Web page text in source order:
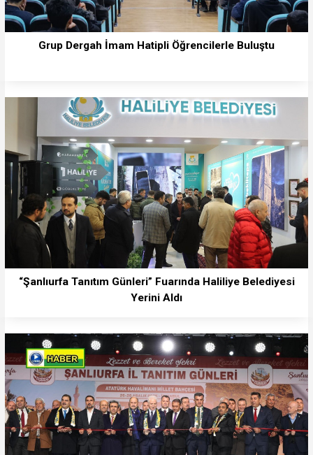
Grup Dergah İmam Hatipli Öğrencilerle Buluştu
“Şanlıurfa Tanıtım Günleri” Fuarında Haliliye Belediyesi
Yerini Aldı